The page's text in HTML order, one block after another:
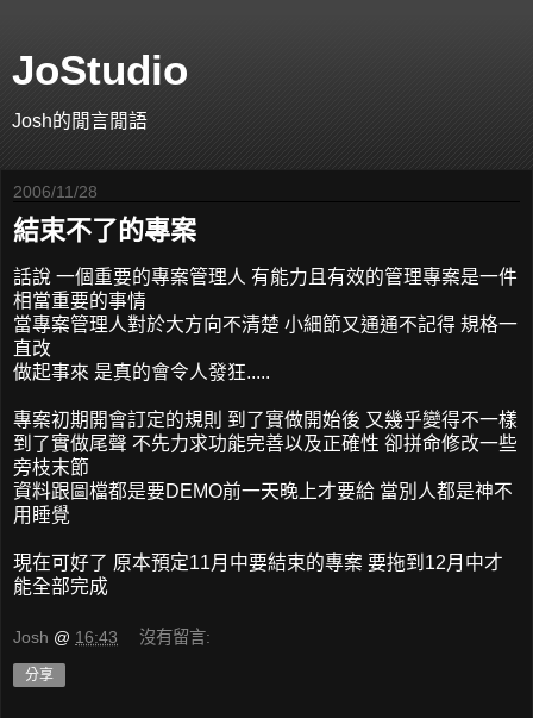
JoStudio
Josh的閒言閒語
2006/11/28
結束不了的專案
話說 一個重要的專案管理人 有能力且有效的管理專案是一件
相當重要的事情
當專案管理人對於大方向不清楚 小細節又通通不記得 規格一
直改
做起事來 是真的會令人發狂.....
專案初期開會訂定的規則 到了實做開始後 又幾乎變得不一樣
到了實做尾聲 不先力求功能完善以及正確性 卻拼命修改一些
旁枝末節
資料跟圖檔都是要DEMO前一天晚上才要給 當別人都是神不
用睡覺
現在可好了 原本預定11月中要結束的專案 要拖到12月中才
能全部完成
Josh @ 16:43 沒有留言:
分享